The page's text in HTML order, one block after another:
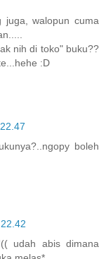
juga, walopun cuma
nih di toko" buku??
:D
boleh
udah abis dimana